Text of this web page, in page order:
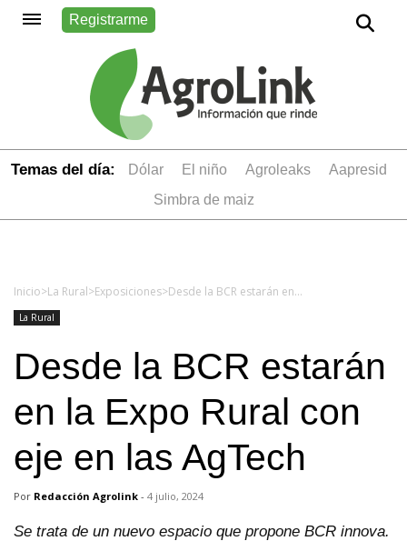
Registrarme
Temas del día: dólar el niño Agroleaks
aapresid
simbra de maiz
Inicio>La Rural>Exposiciones> Desde la BCR estarán en la Expo Rural con eje en las AgTech
La Rural
Desde la BCR estarán
en la Expo Rural con
eje en las AgTech
Por Redacción Agrolink - 4 julio, 2024
Se trata de un nuevo espacio que propone BCR innova.